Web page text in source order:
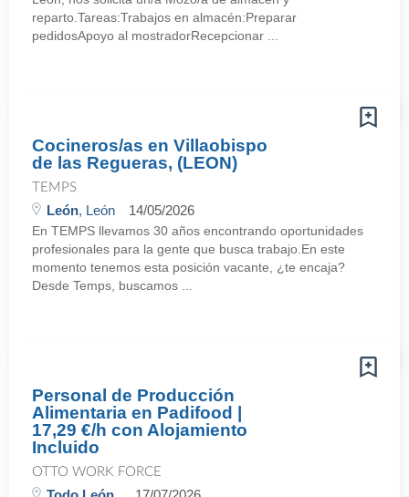
reparto.Tareas:Trabajos en almacén:Preparar
pedidosApoyo al mostradorRecepcionar ...
Cocineros/as en Villaobispo
de las Regueras, (LEON)
TEMPS
León, León 14/05/2026
En TEMPS llevamos 30 años encontrando oportunidades
profesionales para la gente que busca trabajo.En este
momento tenemos esta posición vacante, ¿te encaja?
Desde Temps, buscamos ...
Personal de Producción
Alimentaria en Padifood |
17,29 €/h con Alojamiento
Incluido
OTTO WORK FORCE